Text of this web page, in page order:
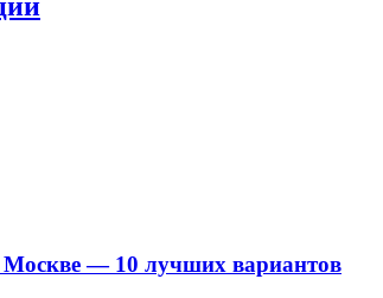
Москве — 10 лучших вариантов